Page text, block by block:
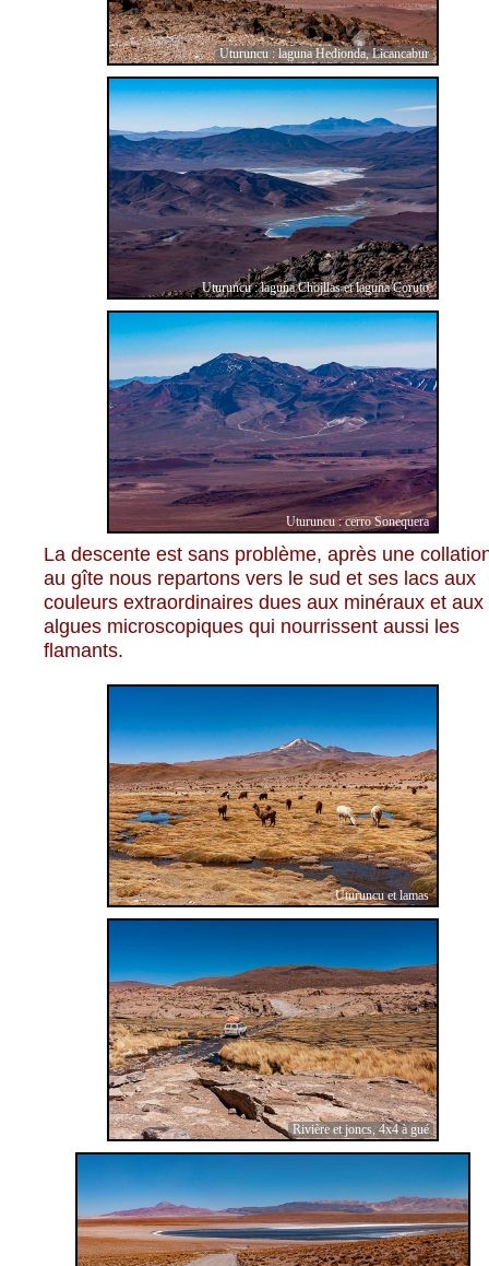
Uturuncu : laguna Hedionda, Licancabur
Uturuncu : laguna Chojllas et laguna Coruto
Uturuncu : cerro Sonequera
La descente est sans problème, après une
au gîte nous repartons vers le sud et ses lacs aux
couleurs extraordinaires dues aux minéraux et aux
algues microscopiques qui nourrissent aussi les
flamants.
Uturuncu et lamas
Rivière et joncs, 4x4 à gué